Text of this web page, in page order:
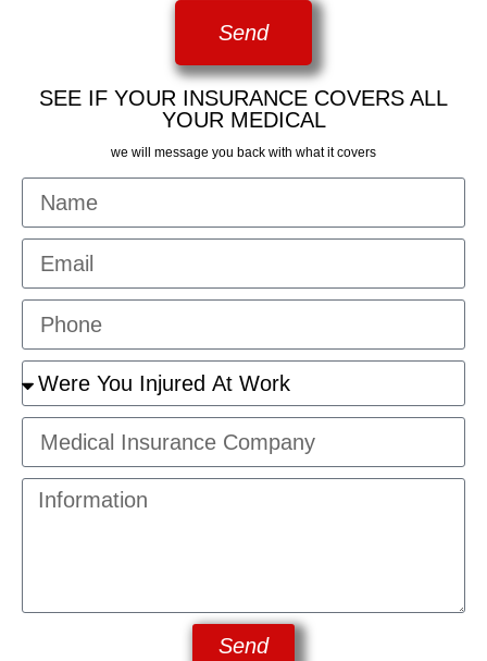
Send
SEE IF YOUR INSURANCE COVERS ALL
YOUR MEDICAL
we will message you back with what it covers
Send